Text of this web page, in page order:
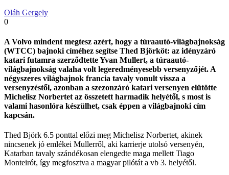
Oláh Gergely
0
A Volvo mindent megtesz azért, hogy a túraautó-világbajnokság
(WTCC) bajnoki címéhez segítse Thed Björköt: az idényzáró
katari futamra szerződtette Yvan Mullert, a túraautó-
világbajnokság valaha volt legeredményesebb versenyzőjét. A
négyszeres világbajnok francia tavaly vonult vissza a
versenyzéstől, azonban a szezonzáró katari versenyen elütötte
Michelisz Norbertet az összetett harmadik helyétől, s most is
valami hasonlóra készülhet, csak éppen a világbajnoki cím
kapcsán.
Thed Björk 6.5 ponttal előzi meg Michelisz Norbertet, akinek
nincsenek jó emlékei Mullerről, aki karrierje utolsó versenyén,
Katarban tavaly szándékosan elengedte maga mellett Tiago
Monteirót, így megfosztva a magyar pilótát a vb 3. helyétől.